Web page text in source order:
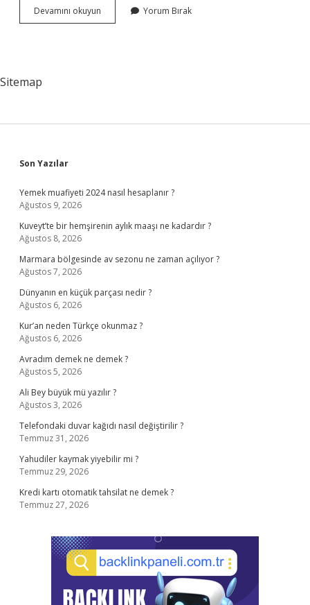
Devamını okuyun
Pisirmek
Yorum Bırak
Sitemap
Sidebar
Son Yazılar
Yemek muafiyeti 2024 nasıl hesaplanır ?
Ağustos 9, 2026
Kuveyt’te bir hemşirenin aylık maaşı ne kadardır ?
Ağustos 8, 2026
Marmara bölgesinde av sezonu ne zaman açılıyor ?
Ağustos 7, 2026
Dünyanın en küçük parçası nedir ?
Ağustos 6, 2026
Kur’an neden Türkçe okunmaz ?
Ağustos 6, 2026
Avradım demek ne demek ?
Ağustos 5, 2026
Ali Bey büyük mü yazılır ?
Ağustos 3, 2026
Telefondaki duvar kağıdı nasıl değiştirilir ?
Temmuz 31, 2026
Yahudiler kaymak yiyebilir mi ?
Temmuz 29, 2026
Kredi kartı otomatik tahsilat ne demek ?
Temmuz 27, 2026